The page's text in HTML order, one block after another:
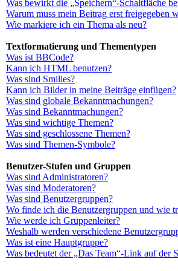
Was bewirkt die „Speichern“-Schaltfläche
Warum muss mein Beitrag erst freigegeben
Wie markiere ich ein Thema als neu?
Textformatierung und Thementypen
Was ist BBCode?
Kann ich HTML benutzen?
Was sind Smilies?
Kann ich Bilder in meine Beiträge einfügen?
Was sind globale Bekanntmachungen?
Was sind Bekanntmachungen?
Was sind wichtige Themen?
Was sind geschlossene Themen?
Was sind Themen-Symbole?
Benutzer-Stufen und Gruppen
Was sind Administratoren?
Was sind Moderatoren?
Was sind Benutzergruppen?
Wo finde ich die Benutzergruppen und wie
Wie werde ich Gruppenleiter?
Weshalb werden verschiedene
Was ist eine Hauptgruppe?
Was bedeutet der „Das Team“-Link auf der